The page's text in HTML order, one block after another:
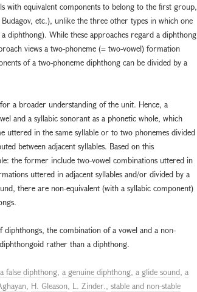
with equivalent components to belong to the first group,
etc.), unlike the three other types in which one
diphthong). While these approaches regard a diphthong
views a two-phoneme (= two-vowel) formation
of a two-phoneme diphthong can be divided by a
a broader understanding of the unit. Hence, a
and a syllabic sonorant as a phonetic whole, which
uttered in the same syllable or to two phonemes divided
between adjacent syllables. Based on this
the former include two-vowel combinations uttered in
uttered in adjacent syllables and/or divided by a
there are non-equivalent (with a syllabic component)
the combination of a vowel and a non-
rather than a diphthong.
a false diphthong, a genuine diphthong, a glide sound, a
, H. Gleason, L. Zinder., stable and non-stable